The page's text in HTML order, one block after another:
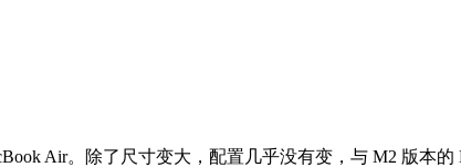
Air。除了尺寸变大，配置几乎没有变，与 M2 版本的